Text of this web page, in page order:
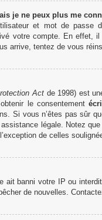
je ne peux plus me
et mot de
votre compte. En effet,
arrive, tentez de vous
Act de 1998) est
le consentement
Si vous n’êtes pas sûr
légale. Notez
de celles
ait banni votre IP ou
de nouvelles.